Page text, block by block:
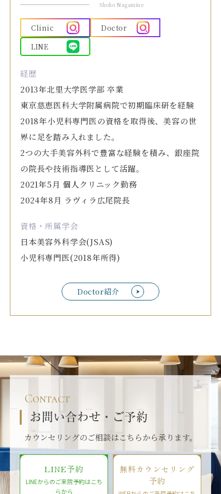
Doctor紹介
Shoko Nagamine
Clinic
Doctor
LINE
経歴
2013年北里大学医学部 卒業
東京慈恵医科大学附属病院で初期臨床研を経験
2018年小児科専門医の資格を取得後、美容の世
界に足を踏み入れました。
2つの大手美容外科で豊富な経験を積み、銀座院
の院長や技術指導医として活躍。
2021年5月 個人クリニック勤務
2024年8月 ラヴィラ広尾院長
資格・所属学会
日本美容外科学会(JSAS)
小児科専門医(2018年所得)
Contact
お問い合わせ・ご予約
カウンセリングのご相談はこちらから承ります。
LINE予約
LINEからのご来院予約はこち
らから
無料カウンセリング
予約